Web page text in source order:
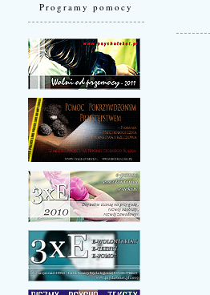
Programy pomocy